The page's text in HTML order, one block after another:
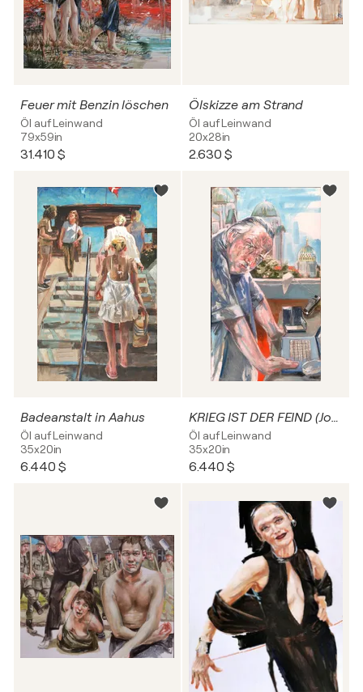
Feuer mit Benzin löschen
Öl auf Leinwand
79x59in
31.410 $
Ölskizze am Strand
Öl auf Leinwand
20x28in
2.630 $
Badeanstalt in Aahus
Öl auf Leinwand
35x20in
6.440 $
KRIEG IST DER FEIND (Joseph Weizenbaum)
Öl auf Leinwand
35x20in
6.440 $